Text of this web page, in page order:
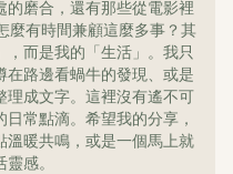
磨合，還有那些從電影裡
麼有時間兼顧這麼多事？其
而是我的「生活」。我只
路邊看蝸牛的發現、或是
理成文字。這裡沒有遙不可
常點滴。希望我的分享，
溫暖共鳴，或是一個馬上就
感。